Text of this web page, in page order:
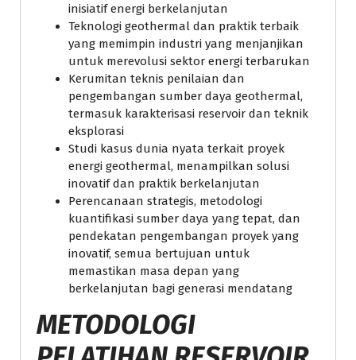
inisiatif energi berkelanjutan
Teknologi geothermal dan praktik terbaik
yang memimpin industri yang menjanjikan
untuk merevolusi sektor energi terbarukan
Kerumitan teknis penilaian dan
pengembangan sumber daya geothermal,
termasuk karakterisasi reservoir dan teknik
eksplorasi
Studi kasus dunia nyata terkait proyek
energi geothermal, menampilkan solusi
inovatif dan praktik berkelanjutan
Perencanaan strategis, metodologi
kuantifikasi sumber daya yang tepat, dan
pendekatan pengembangan proyek yang
inovatif, semua bertujuan untuk
memastikan masa depan yang
berkelanjutan bagi generasi mendatang
METODOLOGI